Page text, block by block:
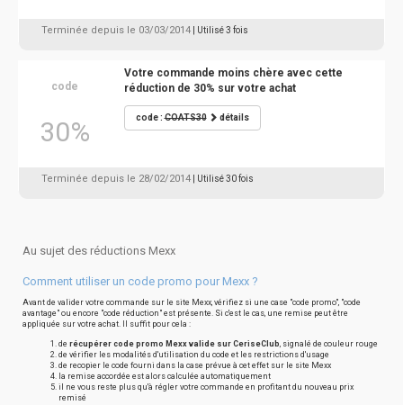
Terminée depuis le 03/03/2014 | Utilisé 3 fois
code
30%
Votre commande moins chère avec cette
réduction de 30% sur votre achat
code :COATS30 détails
Terminée depuis le 28/02/2014 | Utilisé 30 fois
Au sujet des réductions Mexx
Comment utiliser un code promo pour Mexx ?
Avant de valider votre commande sur le site Mexx, vérifiez si une case "code promo", "code
avantage" ou encore "code réduction" est présente. Si c'est le cas, une remise peut être
appliquée sur votre achat. Il suffit pour cela :
de récupérer code promo Mexx valide sur CeriseClub, signalé de couleur rouge
de vérifier les modalités d'utilisation du code et les restrictions d'usage
de recopier le code fourni dans la case prévue à cet effet sur le site Mexx
la remise accordée est alors calculée automatiquement
il ne vous reste plus qu'à régler votre commande en profitant du nouveau prix
remisé